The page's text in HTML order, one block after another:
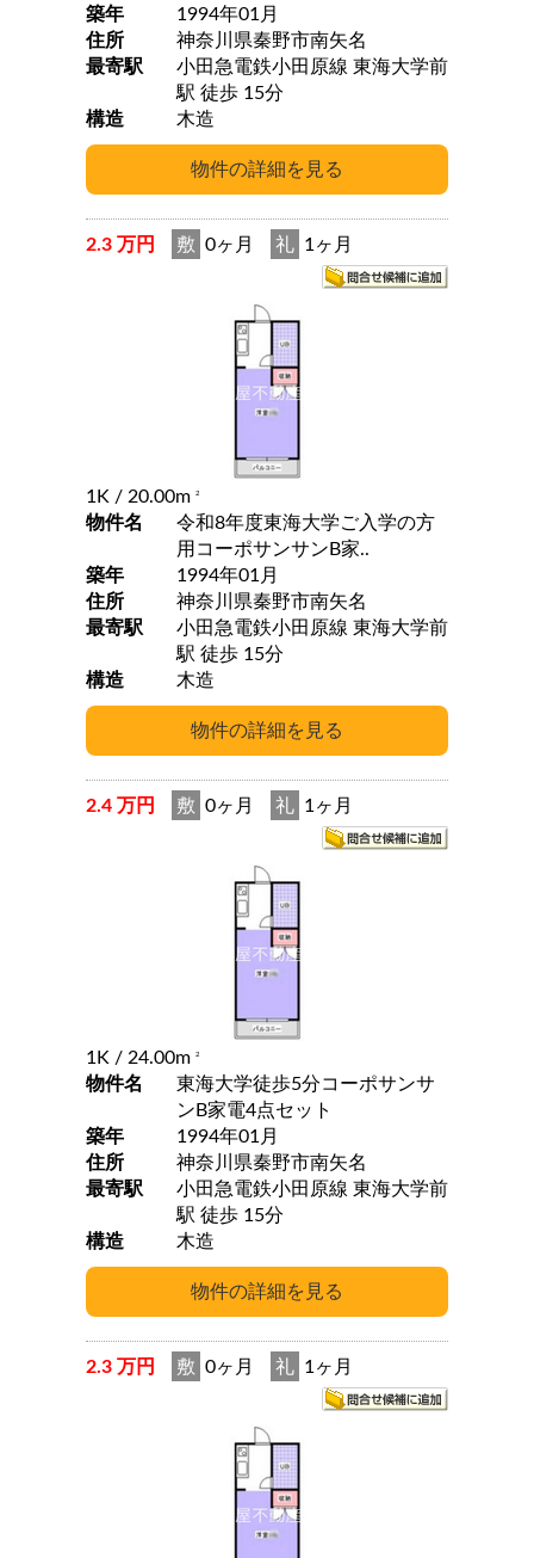
築年
1994年01月
住所
神奈川県秦野市南矢名
最寄駅
小田急電鉄小田原線 東海大学前
駅 徒歩 15分
構造
木造
2.3 万円 敷 0ヶ月 礼 1ヶ月
1K / 20.00m 2
物件名
令和8年度東海大学ご入学の方
用コーポサンサンB家..
築年
1994年01月
住所
神奈川県秦野市南矢名
最寄駅
小田急電鉄小田原線 東海大学前
駅 徒歩 15分
構造
木造
2.4 万円 敷 0ヶ月 礼 1ヶ月
1K / 24.00m 2
物件名
東海大学徒歩5分コーポサンサ
ンB家電4点セット
築年
1994年01月
住所
神奈川県秦野市南矢名
最寄駅
小田急電鉄小田原線 東海大学前
駅 徒歩 15分
構造
木造
2.3 万円 敷 0ヶ月 礼 1ヶ月